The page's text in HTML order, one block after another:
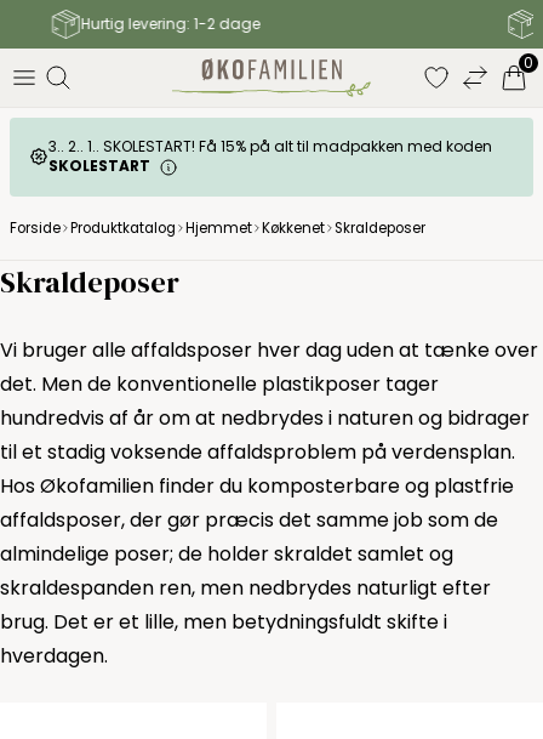
Gratis fragt til GLS pakkeshop over 499 DKK
0
3.. 2.. 1.. SKOLESTART! Få 15% på alt til madpakken med koden
SKOLESTART
Forside Produktkatalog Hjemmet Køkkenet Skraldeposer
Skraldeposer
Vi bruger alle affaldsposer hver dag uden at tænke over
det. Men de konventionelle plastikposer tager
hundredvis af år om at nedbrydes i naturen og bidrager
til et stadig voksende affaldsproblem på verdensplan.
Hos Økofamilien finder du komposterbare og plastfrie
affaldsposer, der gør præcis det samme job som de
almindelige poser; de holder skraldet samlet og
skraldespanden ren, men nedbrydes naturligt efter
brug. Det er et lille, men betydningsfuldt skifte i
hverdagen.